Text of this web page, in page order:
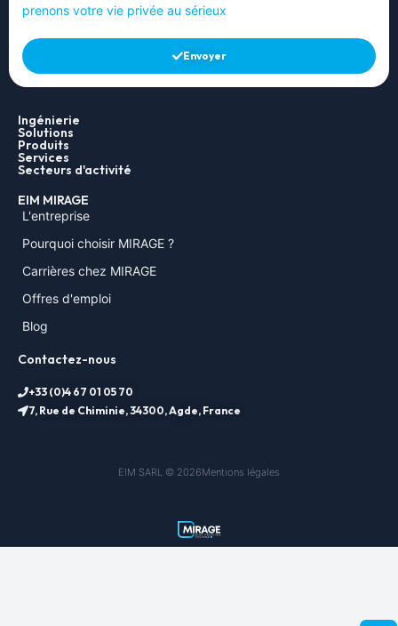
prenons votre vie privée au sérieux
Envoyer
Ingénierie
Solutions
Produits
Services
Secteurs d'activité
EIM MIRAGE
L'entreprise
Pourquoi choisir MIRAGE ?
Carrières chez MIRAGE
Offres d'emploi
Blog
Contactez-nous
+33 (0)4 67 01 05 70
7, Rue de Chiminie, 34300, Agde, France
EIM SARL © 2026Mentions légales